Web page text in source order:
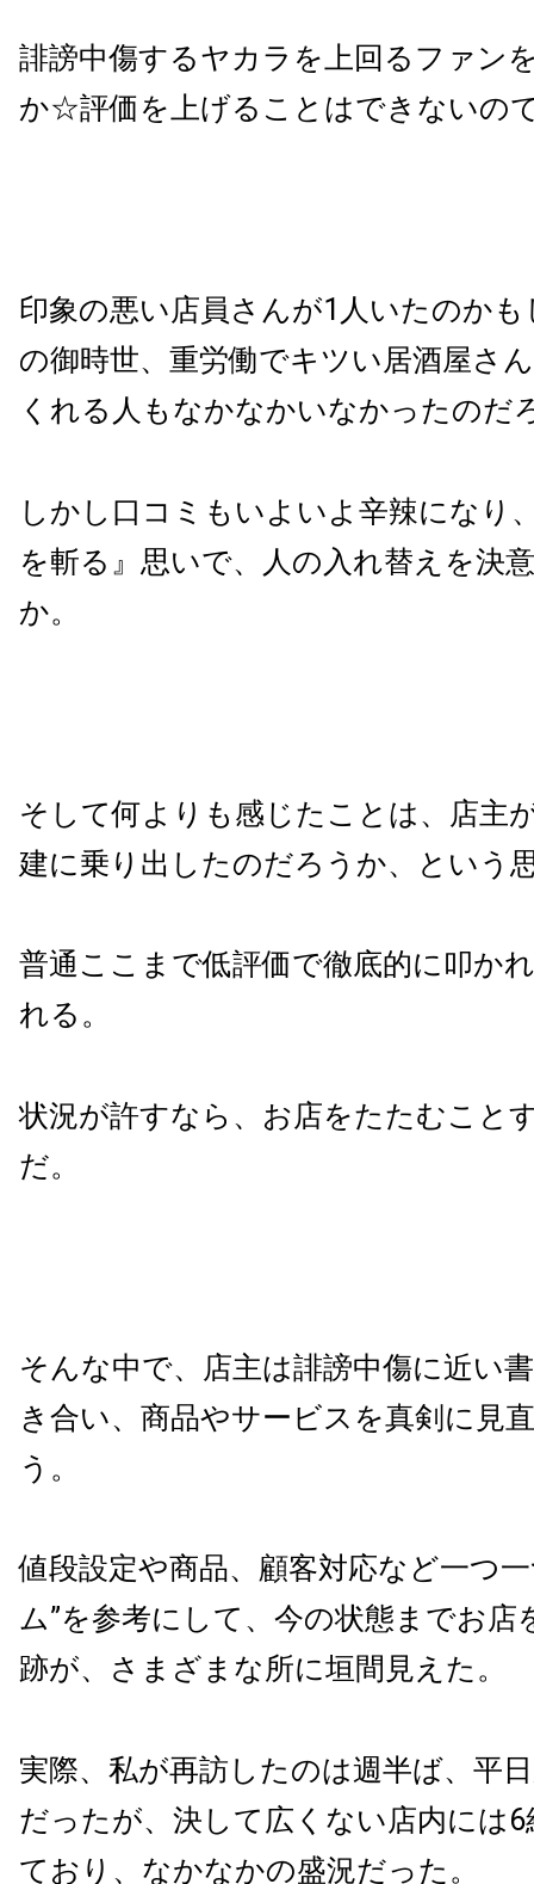
誹謗中傷するヤカラを上回るファン
か☆評価を上げることはできないの
印象の悪い店員さんが1人いたのか
の御時世、重労働でキツい居酒屋さ
くれる人もなかなかいなかったのだ
しかし口コミもいよいよ辛辣になり
を斬る』思いで、人の入れ替えを決
か。
そして何よりも感じたことは、店主
建に乗り出したのだろうか、という
普通ここまで低評価で徹底的に叩か
れる。
状況が許すなら、お店をたたむこと
だ。
そんな中で、店主は誹謗中傷に近い
き合い、商品やサービスを真剣に見
う。
値段設定や商品、顧客対応など一つ
ム”を参考にして、今の状態までお店
跡が、さまざまな所に垣間見えた。
実際、私が再訪したのは週半ば、平
だったが、決して広くない店内には
ており、なかなかの盛況だった。